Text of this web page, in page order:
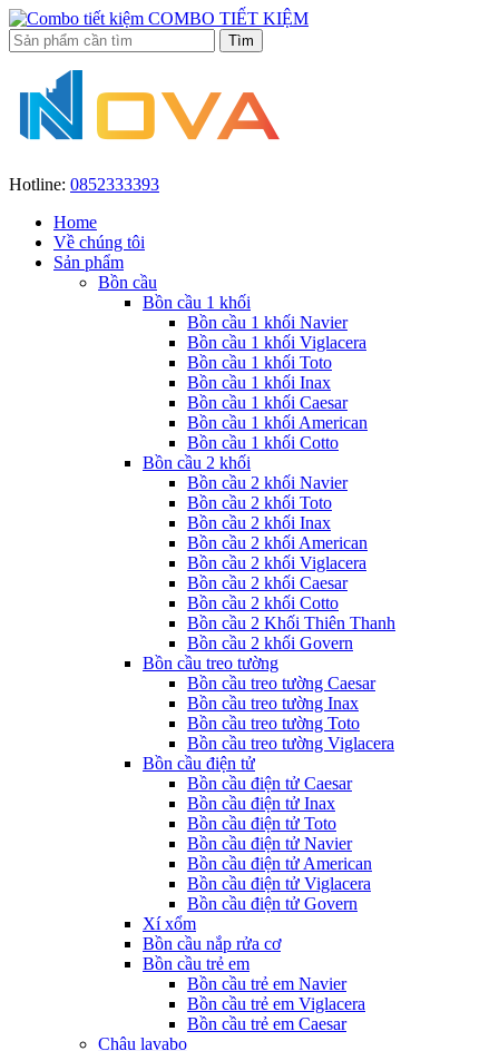
COMBO TIẾT KIỆM
Hotline: 0852333393
Home
Về chúng tôi
Sản phẩm
Bồn cầu
Bồn cầu 1 khối
Bồn cầu 1 khối Navier
Bồn cầu 1 khối Viglacera
Bồn cầu 1 khối Toto
Bồn cầu 1 khối Inax
Bồn cầu 1 khối Caesar
Bồn cầu 1 khối American
Bồn cầu 1 khối Cotto
Bồn cầu 2 khối
Bồn cầu 2 khối Navier
Bồn cầu 2 khối Toto
Bồn cầu 2 khối Inax
Bồn cầu 2 khối American
Bồn cầu 2 khối Viglacera
Bồn cầu 2 khối Caesar
Bồn cầu 2 khối Cotto
Bồn cầu 2 Khối Thiên Thanh
Bồn cầu 2 khối Govern
Bồn cầu treo tường
Bồn cầu treo tường Caesar
Bồn cầu treo tường Inax
Bồn cầu treo tường Toto
Bồn cầu treo tường Viglacera
Bồn cầu điện tử
Bồn cầu điện tử Caesar
Bồn cầu điện tử Inax
Bồn cầu điện tử Toto
Bồn cầu điện tử Navier
Bồn cầu điện tử American
Bồn cầu điện tử Viglacera
Bồn cầu điện tử Govern
Xí xổm
Bồn cầu nắp rửa cơ
Bồn cầu trẻ em
Bồn cầu trẻ em Navier
Bồn cầu trẻ em Viglacera
Bồn cầu trẻ em Caesar
Chậu lavabo